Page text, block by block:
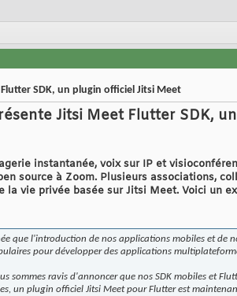
SDK, un plugin officiel Jitsi Meet
Jitsi Meet Flutter SDK,
instantanée, voix sur IP et
source à Zoom. Plusieurs associations,
vie privée basée sur Jitsi Meet. Voici un
que l'introduction de nos applications mobiles et de
pour développer des applications
sommes ravis d'annoncer que nos SDK mobiles et
un plugin officiel Jitsi Meet pour Flutter est